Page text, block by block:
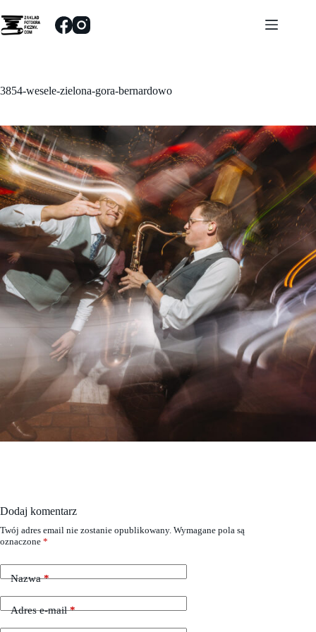
do
treści
3854-wesele-zielona-gora-bernardowo
Dodaj komentarz
Twój adres email nie zostanie opublikowany. Wymagane pola są
oznaczone *
Nazwa*
Adres e-mail*